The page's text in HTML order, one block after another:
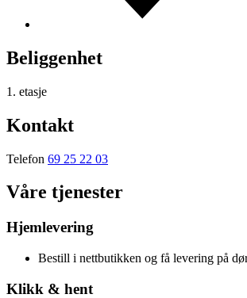
Beliggenhet
1. etasje
Kontakt
Telefon 69 25 22 03
Våre tjenester
Hjemlevering
Bestill i nettbutikken og få levering på
Klikk & hent